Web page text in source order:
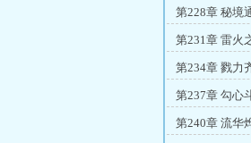
第228章 秘境
第231章 雷火
第234章 戮力
第237章 勾心
第240章 流华